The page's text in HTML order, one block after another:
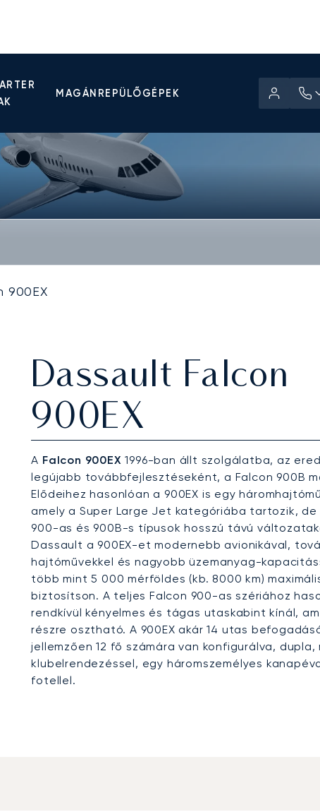
MAGÁNREPÜLŐGÉPEK
900EX
Dassault Falcon
900EX
A Falcon 900EX 1996-ban állt szolgálatba, az
legújabb továbbfejlesztéseként, a Falcon 900B
Elődeihez hasonlóan a 900EX is egy
amely a Super Large Jet kategóriába tartozik,
900-as és 900B-s típusok hosszú távú
Dassault a 900EX-et modernebb avionikával,
hajtóművekkel és nagyobb üzemanyag-
több mint 5 000 mérföldes (kb. 8000 km)
biztosítson. A teljes Falcon 900-as szériához
rendkívül kényelmes és tágas utaskabint kínál,
részre osztható. A 900EX akár 14 utas
jellemzően 12 fő számára van konfigurálva, dupla,
klubelrendezéssel, egy háromszemélyes
fotellel.